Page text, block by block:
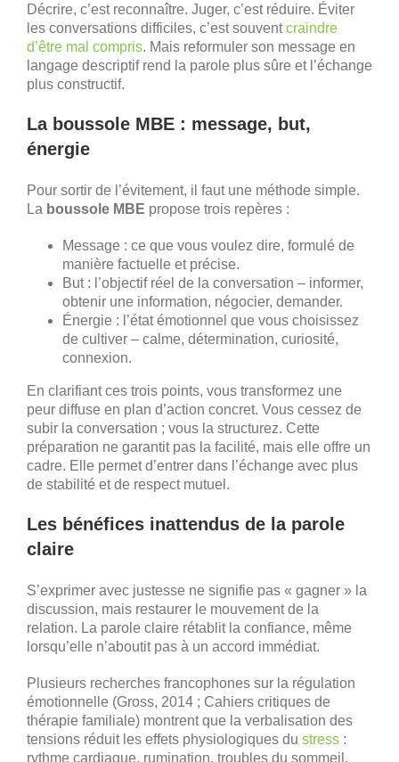
Décrire, c’est reconnaître. Juger, c’est réduire. Éviter
les conversations difficiles, c’est souventcraindre
d’être mal compris. Mais reformuler son message en
langage descriptif rend la parole plus sûre et l’échange
plus constructif.
La boussole MBE : message, but,
énergie
Pour sortir de l’évitement, il faut une méthode simple.
La boussole MBE propose trois repères :
Message : ce que vous voulez dire, formulé de
manière factuelle et précise.
But : l’objectif réel de la conversation – informer,
obtenir une information, négocier, demander.
Énergie : l’état émotionnel que vous choisissez
de cultiver – calme, détermination, curiosité,
connexion.
En clarifiant ces trois points, vous transformez une
peur diffuse en plan d’action concret. Vous cessez de
subir la conversation ; vous la structurez. Cette
préparation ne garantit pas la facilité, mais elle offre un
cadre. Elle permet d’entrer dans l’échange avec plus
de stabilité et de respect mutuel.
Les bénéfices inattendus de la parole
claire
S’exprimer avec justesse ne signifie pas « gagner » la
discussion, mais restaurer le mouvement de la
relation. La parole claire rétablit la confiance, même
lorsqu’elle n’aboutit pas à un accord immédiat.
Plusieurs recherches francophones sur la régulation
émotionnelle (Gross, 2014 ; Cahiers critiques de
thérapie familiale) montrent que la verbalisation des
tensions réduit les effets physiologiques du stress :
rythme cardiaque, rumination, troubles du sommeil.